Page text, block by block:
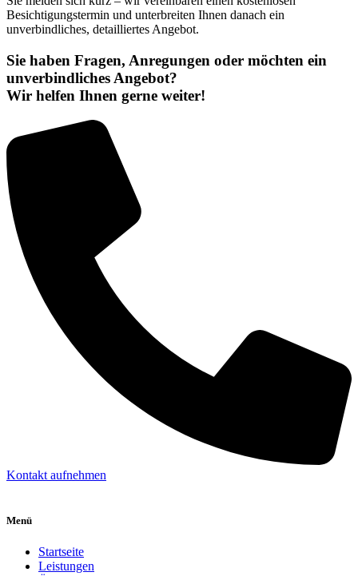
Besichtigungstermin und unterbreiten Ihnen danach ein
unverbindliches, detailliertes Angebot.
Sie haben Fragen, Anregungen oder möchten ein
unverbindliches Angebot?
Wir helfen Ihnen gerne weiter!
Kontakt aufnehmen
Menü
Startseite
Leistungen